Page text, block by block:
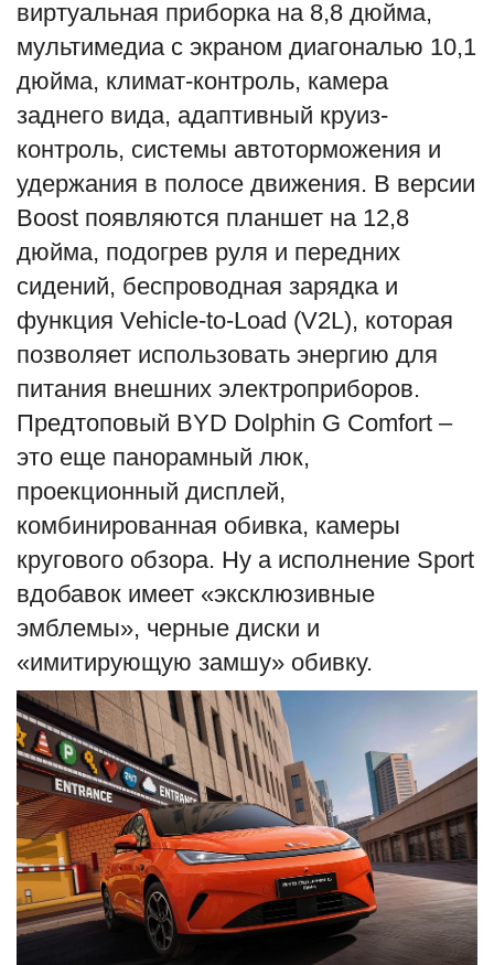
виртуальная приборка на 8,8 дюйма,
мультимедиа с экраном диагональю 10,1
дюйма, климат-контроль, камера
заднего вида, адаптивный круиз-
контроль, системы автоторможения и
удержания в полосе движения. В версии
Boost появляются планшет на 12,8
дюйма, подогрев руля и передних
сидений, беспроводная зарядка и
функция Vehicle-to-Load (V2L), которая
позволяет использовать энергию для
питания внешних электроприборов.
Предтоповый BYD Dolphin G Comfort –
это еще панорамный люк,
проекционный дисплей,
комбинированная обивка, камеры
кругового обзора. Ну а исполнение Sport
вдобавок имеет «эксклюзивные
эмблемы», черные диски и
«имитирующую замшу» обивку.